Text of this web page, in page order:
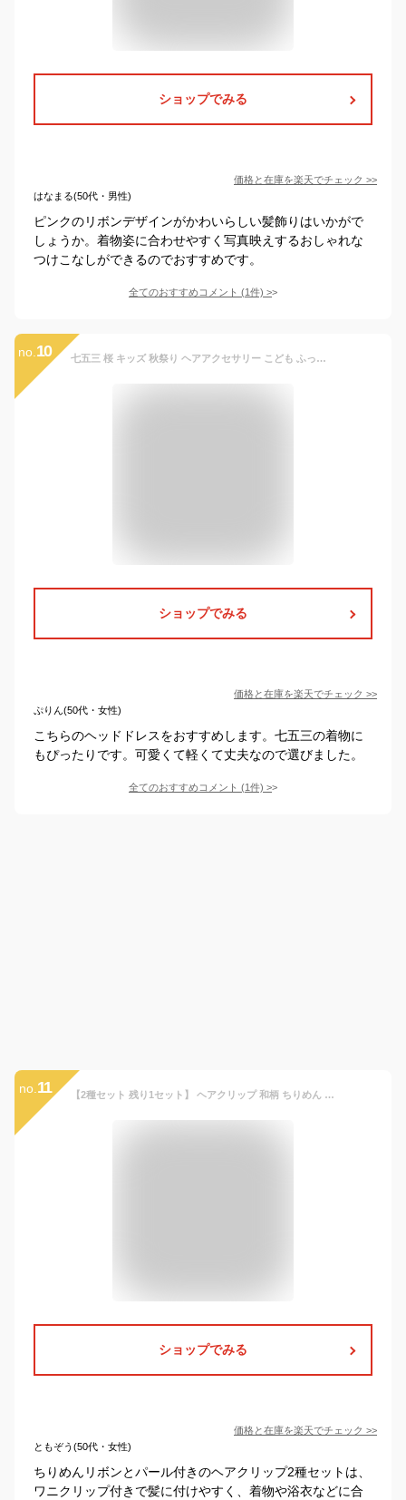
ショップでみる
価格と在庫を楽天でチェック >>
はなまる(50代・男性)
ピンクのリボンデザインがかわいらしい髪飾りはいかがで
しょうか。着物姿に合わせやすく写真映えするおしゃれな
つけこなしができるのでおすすめです。
全てのおすすめコメント (1件) >
no. 10 七五三 桜 キッズ 秋祭り ヘアアクセサリー こども ふっくらリボン ヘッドドレス 髪飾り 浴衣 小学生 袴 卒業式 振袖 七五三 成人式 着物 中学生 和装 卒園式 ヘアアクセ 和小物 髪飾り 結婚式 十三参り ハーフ成人式 浴衣
ショップでみる
価格と在庫を楽天でチェック >>
ぷりん(50代・女性)
こちらのヘッドドレスをおすすめします。七五三の着物に
もぴったりです。可愛くて軽くて丈夫なので選びました。
全てのおすすめコメント (1件) >
no. 11 【2種セット 残り1セット】 ヘアクリップ 和柄 ちりめん リボン フラワー パール付 〔和風 髪飾り ヘアピン ワニくちばしクリップ 子ども キッズ 大人 浴衣 和装 着物 かわいい おしゃれ ヘアアクセサリー〕
ショップでみる
価格と在庫を楽天でチェック >>
ともぞう(50代・女性)
ちりめんリボンとパール付きのヘアクリップ2種セットは、
ワニクリップ付きで髪に付けやすく、着物や浴衣などに合